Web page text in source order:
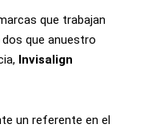
que trabajan
que anuestro
Invisalign
un referente en el